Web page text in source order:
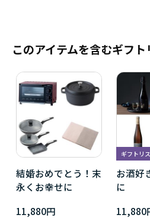
このアイテムを含むギフト
結婚おめでとう！末
永くお幸せに
11,880円
ギフトリ
お酒好
に
11,880